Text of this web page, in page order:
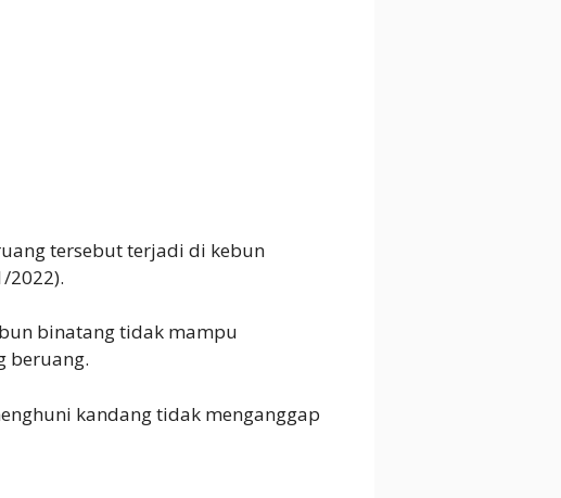
tersebut terjadi di kebun
2022).
binatang tidak mampu
beruang.
kandang tidak menganggap